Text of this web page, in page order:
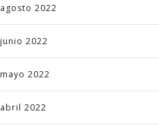
agosto 2022
junio 2022
mayo 2022
abril 2022